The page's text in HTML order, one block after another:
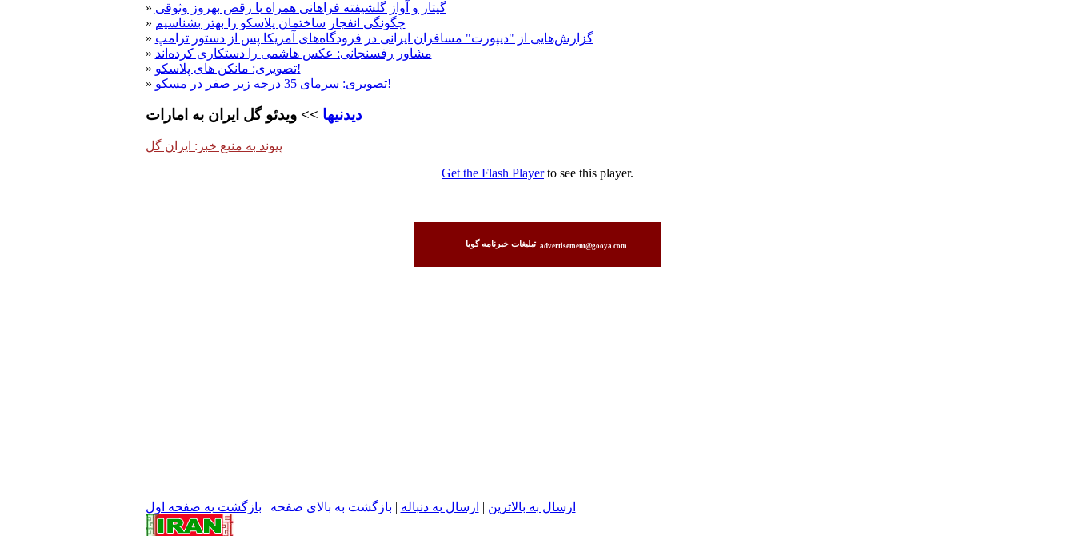
» گیتار و آواز گلشیفته فراهانی همراه با رقص بهروز وثوقی
» چگونگی انفجار ساختمان پلاسکو را بهتر بشناسیم
» گزارش‌هایی از "دیپورت" مسافران ایرانی در فرودگاه‌های آمریکا پس از دستور ترامپ
» مشاور رفسنجانی: عکس هاشمی را دستکاری کرده‌اند
»
تصویری: مانکن های پلاسکو!
»
تصویری: سرمای 35 درجه زیر صفر در مسکو!
دیدنیها >> ویدئو گل ايران به امارات
پیوند به منبع خبر: ایران گل
Get the Flash Playerto see this player.
تبليغات خبرنامه گويا advertisement@gooya.com
ارسال به بالاترین | ارسال به دنباله | بازگشت به بالای صفحه | بازگشت به صفحه اول